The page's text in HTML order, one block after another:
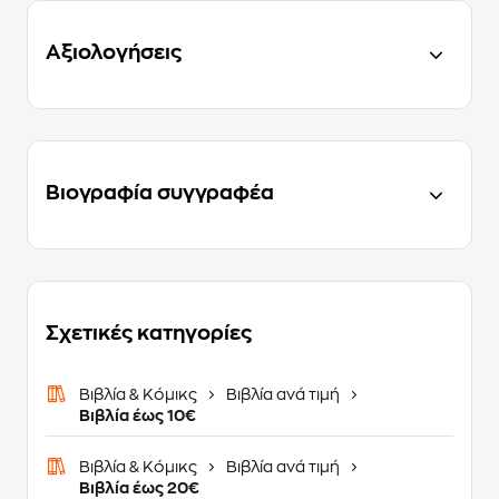
Αξιολογήσεις
Βιογραφία συγγραφέα
Σχετικές κατηγορίες
Βιβλία & Κόμικς
Βιβλία ανά τιμή
Βιβλία έως 10€
Βιβλία & Κόμικς
Βιβλία ανά τιμή
Βιβλία έως 20€